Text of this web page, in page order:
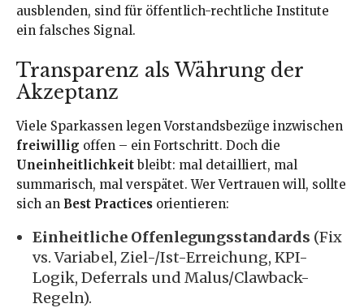
ausblenden, sind für öffentlich-rechtliche Institute
ein falsches Signal.
Transparenz als Währung der
Akzeptanz
Viele Sparkassen legen Vorstandsbezüge inzwischen
freiwillig offen – ein Fortschritt. Doch die
Uneinheitlichkeitbleibt: mal detailliert, mal
summarisch, mal verspätet. Wer Vertrauen will, sollte
sich an Best Practices orientieren:
Einheitliche Offenlegungsstandards (Fix
vs. Variabel, Ziel-/Ist-Erreichung, KPI-
Logik, Deferrals und Malus/Clawback-
Regeln).